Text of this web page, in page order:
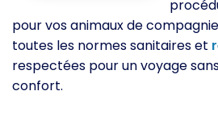
pour vos animaux de
toutes les normes sanitaires et
respectées pour un voyage
confort.